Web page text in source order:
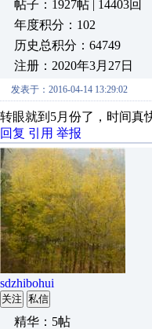
帖子：1927帖 | 14403回
年度积分：102
历史总积分：64749
注册：2020年3月27日
发表于：2016-04-14 13:29:02
转眼就到5月份了，时间真
回复 引用 举报
sdzhibohui
关注 私信
精华：5帖